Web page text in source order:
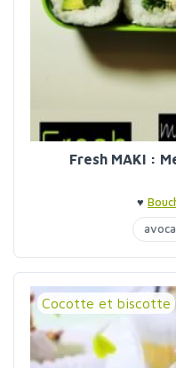
Fresh MAKI :
♥
Cocotte et biscotte